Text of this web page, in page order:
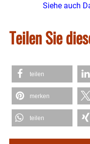
Siehe auch
Teilen Sie
teilen
merken
teilen